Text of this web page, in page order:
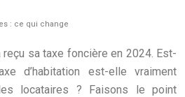
: ce qui change
reçu sa taxe foncière en 2024. Est-
d’habitation est-elle vraiment
locataires ? Faisons le point